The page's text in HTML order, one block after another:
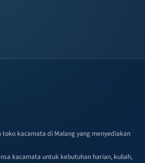
toko kacamata di Malang yang menyediakan
kacamata untuk kebutuhan harian, kuliah,